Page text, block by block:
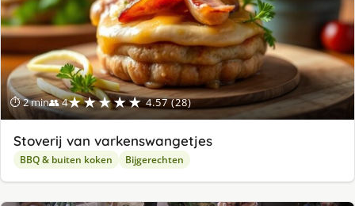
⏱ 2 min👥 4★★★★★ 4.57 (28)
Stoverij van varkenswangetjes
BBQ & buiten koken Bijgerechten